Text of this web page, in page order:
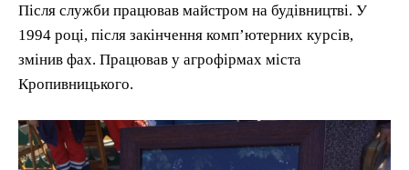
Після служби працював майстром на будівництві. У
1994 році, після закінчення комп’ютерних курсів,
змінив фах. Працював у агрофірмах міста
Кропивницького.